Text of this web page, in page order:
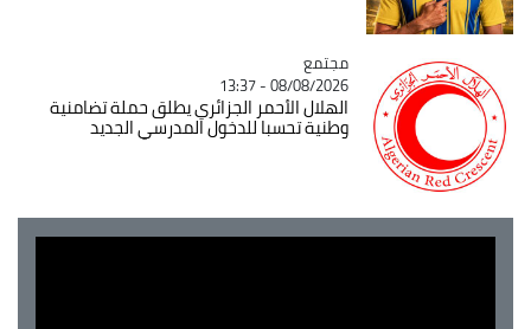
Catégorie
مجتمع
08/08/2026 - 13:37
الهلال الأحمر الجزائري يطلق حملة تضامنية
وطنية تحسبا للدخول المدرسي الجديد